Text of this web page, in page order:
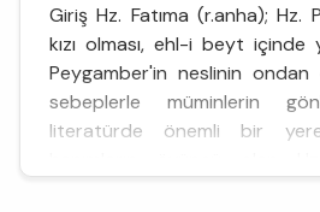
Giriş Hz. Fatıma (r.anha); Hz.
kızı olması, ehl-i beyt içinde
Peygamber'in neslinin
sebeplerle müminlerin
literatürde önemli bir